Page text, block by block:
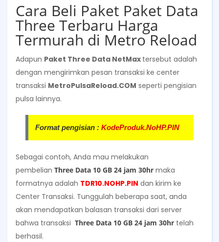
Cara Beli Paket Paket Data
Three Terbaru Harga
Termurah di Metro Reload
Adapun Paket Three Data NetMax tersebut adalah
dengan mengirimkan pesan transaksi ke center
transaksi MetroPulsaReload.COM seperti pengisian
pulsa lainnya.
Format pengisian : KodeProduk.NoHP.PIN
Sebagai contoh, Anda mau melakukan
pembelian Three Data 10 GB 24 jam 30hr maka
formatnya adalah TDR10.NOHP.PIN dan kirim ke
Center Transaksi. Tunggulah beberapa saat, anda
akan mendapatkan balasan transaksi dari server
bahwa transaksi Three Data 10 GB 24 jam 30hr telah
berhasil.